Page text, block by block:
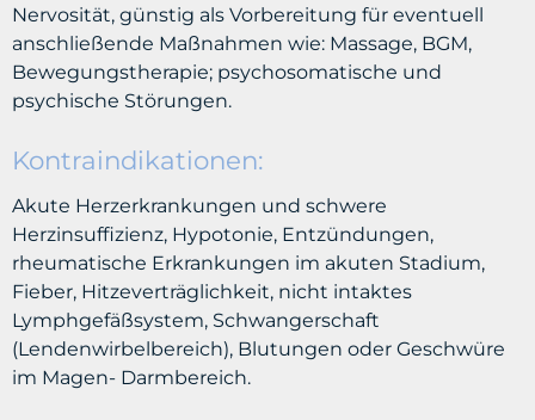
Nervosität, günstig als Vorbereitung für eventuell
anschließende Maßnahmen wie: Massage, BGM,
Bewegungstherapie; psychosomatische und
psychische Störungen.
Kontraindikationen:
Akute Herzerkrankungen und schwere
Herzinsuffizienz, Hypotonie, Entzündungen,
rheumatische Erkrankungen im akuten Stadium,
Fieber, Hitzeverträglichkeit, nicht intaktes
Lymphgefäßsystem, Schwangerschaft
(Lendenwirbelbereich), Blutungen oder Geschwüre
im Magen- Darmbereich.